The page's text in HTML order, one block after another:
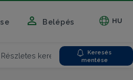
Belépés HU
Részletes kereső
mentése